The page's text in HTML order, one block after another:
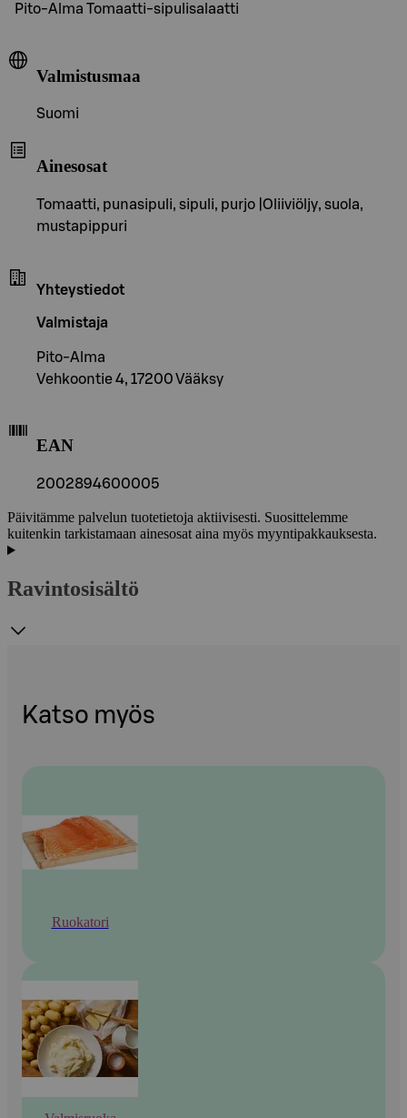
Pito-Alma Tomaatti-sipulisalaatti
Valmistusmaa
Suomi
Ainesosat
Tomaatti, punasipuli, sipuli, purjo |Oliiviöljy, suola,
mustapippuri
Yhteystiedot
Valmistaja
Pito-Alma
Vehkoontie 4, 17200 Vääksy
EAN
2002894600005
Päivitämme palvelun tuotetietoja aktiivisesti. Suosittelemme
kuitenkin tarkistamaan ainesosat aina myös myyntipakkauksesta.
Ravintosisältö
Katso myös
Ruokatori